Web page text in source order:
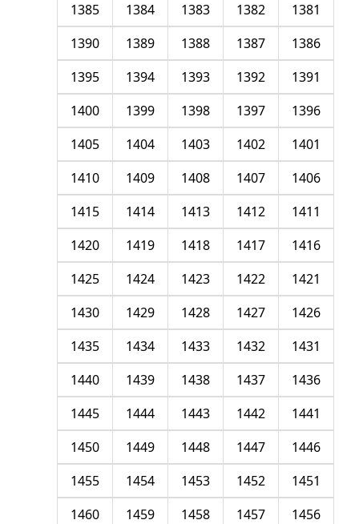
1381
1382
1383
1384
1385
1386
1387
1388
1389
1390
1391
1392
1393
1394
1395
1396
1397
1398
1399
1400
1401
1402
1403
1404
1405
1406
1407
1408
1409
1410
1411
1412
1413
1414
1415
1416
1417
1418
1419
1420
1421
1422
1423
1424
1425
1426
1427
1428
1429
1430
1431
1432
1433
1434
1435
1436
1437
1438
1439
1440
1441
1442
1443
1444
1445
1446
1447
1448
1449
1450
1451
1452
1453
1454
1455
1456
1457
1458
1459
1460